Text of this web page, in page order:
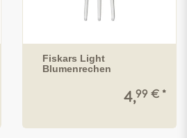
Fiskars Light
Blumenrechen
4,99 € *